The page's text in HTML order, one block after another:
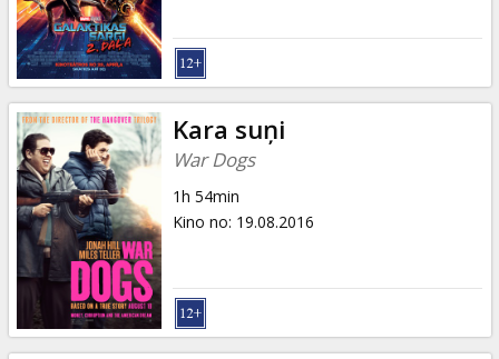
Kara suņi
War Dogs
1h 54min
Kino no: 19.08.2016